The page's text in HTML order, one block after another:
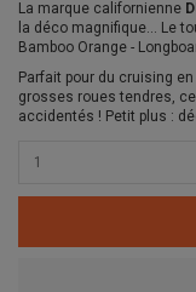
La marque californienne
la déco magnifique... Le
Bamboo Orange -
Parfait pour du cruising
grosses roues tendres,
accidentés ! Petit plus :